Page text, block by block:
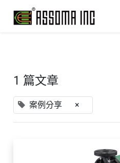
1 篇文章
案例分享 ×